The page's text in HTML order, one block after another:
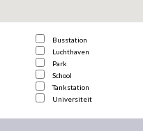
Busstation
Luchthaven
Park
School
Tankstation
Universiteit